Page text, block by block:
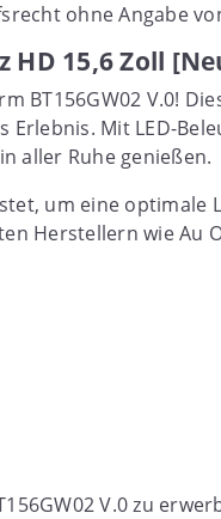
ohne Angabe
HD 15,6 Zoll
BT156GW02 V.0!
Mit LED-
aller Ruhe genießen.
um eine optimale
Herstellern wie Au
V.0 zu